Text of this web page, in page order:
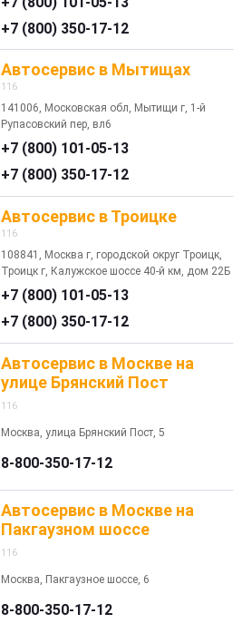
+7 (800) 350-17-12
Автосервис в Мытищах
116
141006, Московская обл, Мытищи г, 1-й
Рупасовский пер, вл6
+7 (800) 101-05-13
+7 (800) 350-17-12
Автосервис в Троицке
116
108841, Москва г, городской округ Троицк,
Троицк г, Калужское шоссе 40-й км, дом 22Б
+7 (800) 101-05-13
+7 (800) 350-17-12
Автосервис в Москве на
улице Брянский Пост
116
Москва, улица Брянский Пост, 5
8-800-350-17-12
Автосервис в Москве на
Пакгаузном шоссе
116
Москва, Пакгаузное шоссе, 6
8-800-350-17-12